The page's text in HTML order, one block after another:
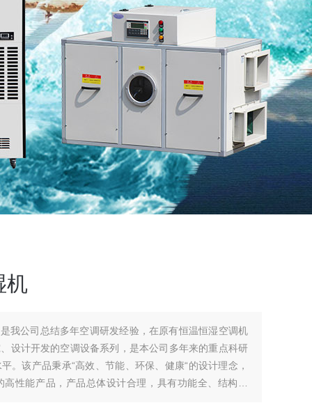
机
我公司总结多年空调研发经验，在原有恒温恒湿空调机
设计开发的空调设备系列，是本公司多年来的重点科研
。该产品秉承“高效、节能、环保、健康“的设计理念，
性能产品，产品总体设计合理，具有功能全、结构紧